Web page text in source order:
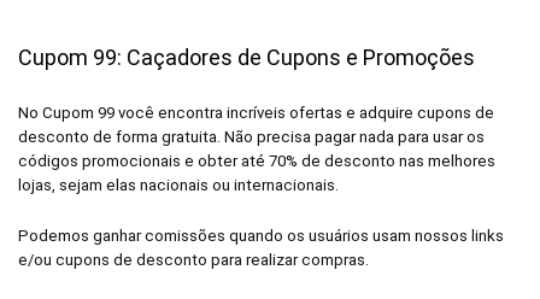
Cupom 99: Caçadores de Cupons e Promoções
No Cupom 99 você encontra incríveis ofertas e adquire cupons de
desconto de forma gratuita. Não precisa pagar nada para usar os
códigos promocionais e obter até 70% de desconto nas melhores
lojas, sejam elas nacionais ou internacionais.
Podemos ganhar comissões quando os usuários usam nossos links
e/ou cupons de desconto para realizar compras.